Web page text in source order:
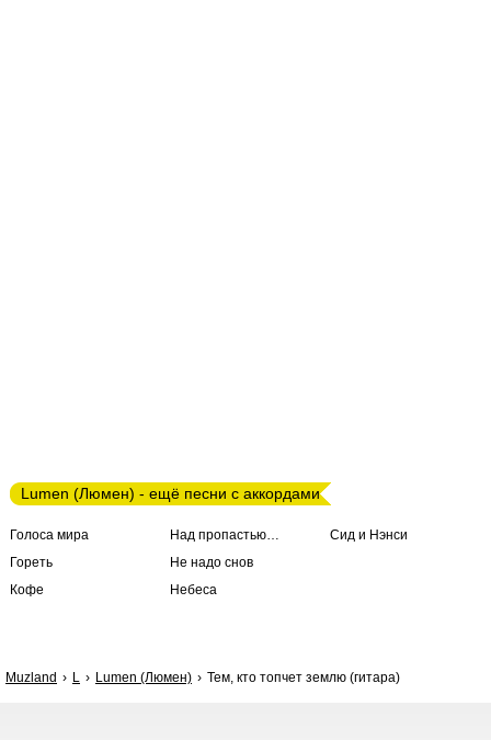
Lumen (Люмен) - ещё песни с аккордами
Голоса мира
Гореть
Кофе
Над пропастью…
Не надо снов
Небеса
Сид и Нэнси
Muzland L Lumen (Люмен) Тем, кто топчет землю (гитара)